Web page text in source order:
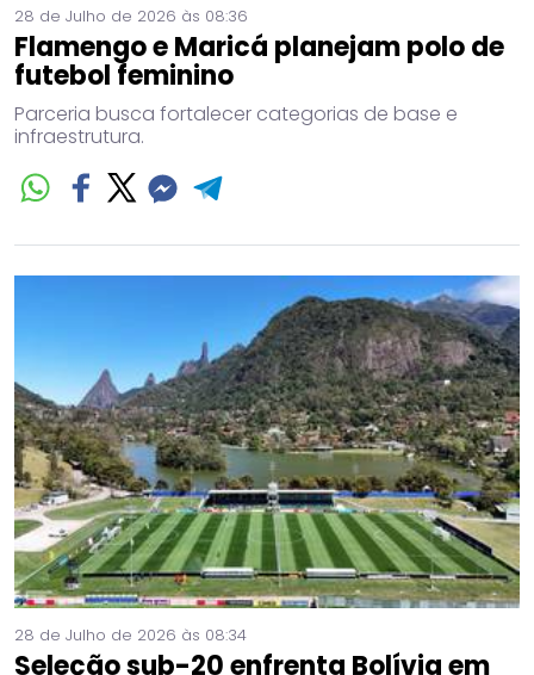
28 de Julho de 2026 às 08:36
Flamengo e Maricá planejam polo de
futebol feminino
Parceria busca fortalecer categorias de base e
infraestrutura.
28 de Julho de 2026 às 08:34
Seleção sub-20 enfrenta Bolívia em